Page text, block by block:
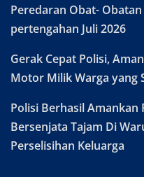
Peredaran Obat-
pertengahan Juli 2026
Gerak Cepat Polisi,
Motor Milik Warga yang
Polisi Berhasil Amankan
Bersenjata Tajam Di
Perselisihan Keluarga